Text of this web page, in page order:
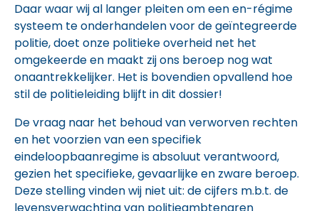
Daar waar wij al langer pleiten om een en-régime
systeem te onderhandelen voor de geïntegreerde
politie, doet onze politieke overheid net het
omgekeerde en maakt zij ons beroep nog wat
onaantrekkelijker. Het is bovendien opvallend hoe
stil de politieleiding blijft in dit dossier!
De vraag naar het behoud van verworven rechten
en het voorzien van een specifiek
eindeloopbaanregime is absoluut verantwoord,
gezien het specifieke, gevaarlijke en zware beroep.
Deze stelling vinden wij niet uit: de cijfers m.b.t. de